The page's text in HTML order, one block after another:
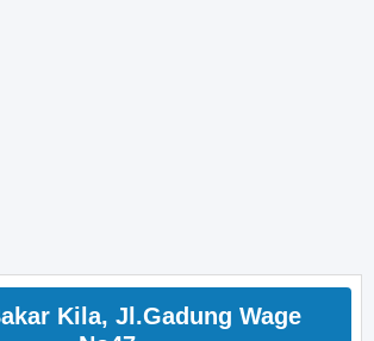
Kila, Jl.Gadung Wage